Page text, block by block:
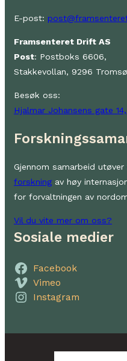
E-post:
Framsenteret Drift AS
Post: Postboks 6606,
Stakkevollan, 9296 Tromsø
Besøk oss:
Hjalmar Johansens gate
Gjennom samarbeid
forskning av høy
for forvaltningen av
Vil du vite mer om oss?
Sosiale medier
Facebook
Vimeo
Instagram